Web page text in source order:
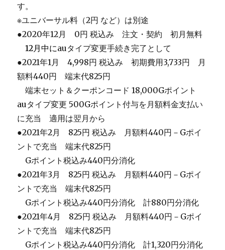
す。
※ユニバーサル料（2円 など）は別途
●2020年12月 0円 税込み 注文・契約 初月無料
＿12月中にauタイプ変更手続き完了として
●2021年1月 4,998円 税込み 初期費用3,733円 月
額料440円 端末代825円
＿端末セット＆クーポンコード 18,000Gポイント
auタイプ変更 500Gポイント付与を月額料金支払い
に充当 適用は翌月から
●2021年2月 825円 税込み 月額料440円－Gポイ
ントで充当 端末代825円
Gポイント税込み440円分消化
●2021年3月 825円 税込み 月額料440円－Gポイ
ントで充当 端末代825円
Gポイント税込み440円分消化 計880円分消化
●2021年4月 825円 税込み 月額料440円－Gポイ
ントで充当 端末代825円
Gポイント税込み440円分消化 計1,320円分消化